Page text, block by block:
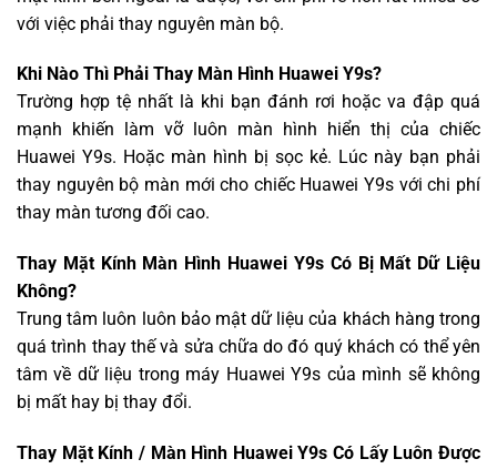
với việc phải thay nguyên màn bộ.
Khi Nào Thì Phải Thay Màn Hình Huawei Y9s?
Trường hợp tệ nhất là khi bạn đánh rơi hoặc va đập quá
mạnh khiến làm vỡ luôn màn hình hiển thị của chiếc
Huawei Y9s. Hoặc màn hình bị sọc kẻ. Lúc này bạn phải
thay nguyên bộ màn mới cho chiếc Huawei Y9s với chi phí
thay màn tương đối cao.
Thay Mặt Kính Màn Hình Huawei Y9s Có Bị Mất Dữ Liệu
Không?
Trung tâm luôn luôn bảo mật dữ liệu của khách hàng trong
quá trình thay thế và sửa chữa do đó quý khách có thể yên
tâm về dữ liệu trong máy Huawei Y9s của mình sẽ không
bị mất hay bị thay đổi.
Thay Mặt Kính / Màn Hình Huawei Y9s Có Lấy Luôn Được